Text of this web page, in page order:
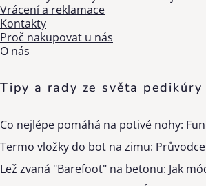
Vrácení a reklamace
Kontakty
Proč nakupovat u nás
O nás
Tipy a rady ze světa
Co nejlépe pomáhá na potivé nohy:
Termo vložky do bot na zimu:
Lež zvaná "Barefoot" na betonu: Jak